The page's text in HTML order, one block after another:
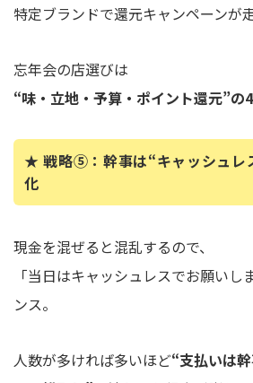
特定ブランドで還元キャンペーンが
忘年会の店選びは
“味・立地・予算・ポイント還元”の
★ 戦略⑤：幹事は“キャッシュレ
化
現金を混ぜると混乱するので、
「当日はキャッシュレスでお願いし
ンス。
人数が多ければ多いほど“支払いは